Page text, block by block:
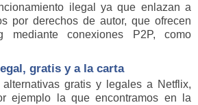
ilegal ya que enlazan a
por derechos de autor, que ofrecen
mediante conexiones P2P, como
gratis y a la carta
gratis y legales a Netflix,
ejemplo la que encontramos en la